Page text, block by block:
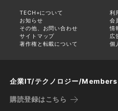
TECH+について
利
お知らせ
会
その他、お問い合わせ
情
サイトマップ
広
著作権と転載について
個
企業IT/テクノロジー/
購読登録はこちら